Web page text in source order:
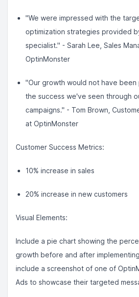
"We were impressed with the
optimization strategies provided
specialist." - Sarah Lee, Sales
OptinMonster
"Our growth would not have
the success we've seen through
campaigns." - Tom Brown,
at OptinMonster
Customer Success Metrics:
10% increase in sales
20% increase in new customers
Visual Elements:
Include a pie chart showing the
growth before and after
include a screenshot of one of
Ads to showcase their targeted